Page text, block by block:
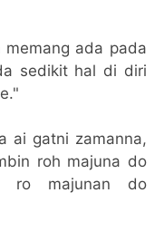
memang ada pada
sedikit hal di diri
ai gatni zamanna,
roh majuna do
ro majunan do